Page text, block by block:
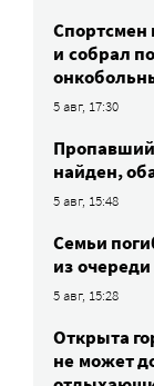
и собрал
5 авг, 17:30
Пропавший
найден,
5 авг, 15:48
Семьи
из
5 авг, 15:28
Открыта
не может